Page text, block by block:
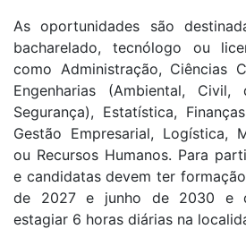
As oportunidades são
bacharelado, tecnólogo ou
como Administração, Ciências
Engenharias (Ambiental,
Segurança), Estatística,
Gestão Empresarial, Logística,
ou Recursos Humanos. Para
e candidatas devem ter
de 2027 e junho de 2030 e
estagiar 6 horas diárias na